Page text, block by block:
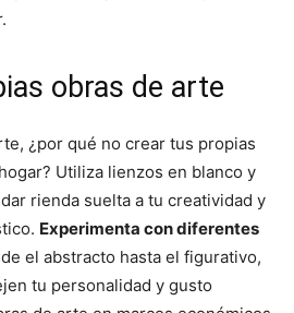
obras de arte
¿por qué no crear tus propias
Utiliza lienzos en blanco y
rienda suelta a tu creatividad y
Experimenta con diferentes
el abstracto hasta el figurativo,
tu personalidad y gusto